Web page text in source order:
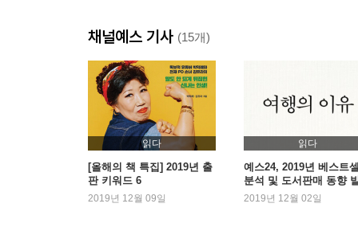
채널예스 기사 (15개)
읽다
[올해의 책 특집] 2019년 출
판 키워드 6
2019년 12월 09일
읽다
예스24, 2019년 베스트
분석 및 도서판매 동향
2019년 12월 02일